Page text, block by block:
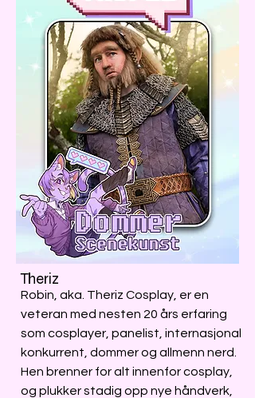
Theriz
Robin, aka. Theriz Cosplay, er en
veteran med nesten 20 års erfaring
som cosplayer, panelist, internasjonal
konkurrent, dommer og allmenn nerd.
Hen brenner for alt innenfor cosplay,
og plukker stadig opp nye håndverk,